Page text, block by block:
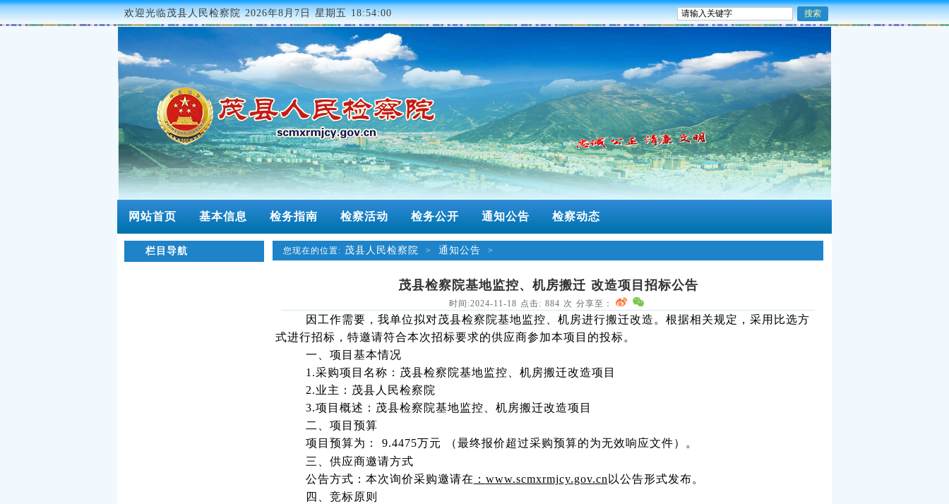
欢迎光临茂县人民检察院2026年8月7日 星期五 18:54:00
网站首页 基本信息 检务指南 检察活动 检务公开 通知公告 检察动态
栏目导航 您现在的位置: 茂县人民检察院 > 通知公告 >
茂县检察院基地监控、机房搬迁 改造项目招标公告
时间:2024-11-18 点击: 884 次 分享至：
因工作需要，我单位拟对茂县检察院基地监控、机房进行搬迁改造。根据相关规定，采用比选方
式进行招标，特邀请符合本次招标要求的供应商参加本项目的投标。
一、项目基本情况
1.采购项目名称：茂县检察院基地监控、机房搬迁改造项目
2.业主：茂县人民检察院
3.项目概述：茂县检察院基地监控、机房搬迁改造项目
二、项目预算
项目预算为：
9.4475万元 （最终报价超过采购预算的为无效响应文件）。
三、供应商邀请方式
公告方式：本次询价采购邀请在 ： www.scmxrmjcy.gov.cn 以公告形式发布。
四、竞标原则